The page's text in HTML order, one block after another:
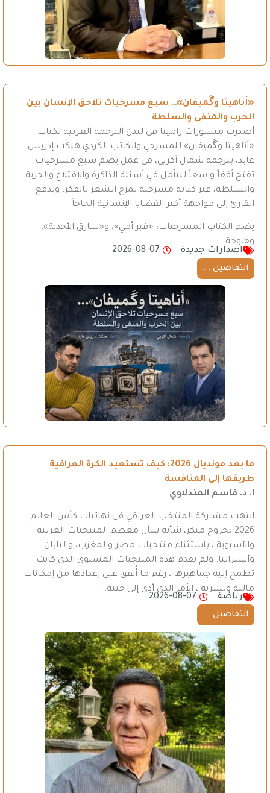
«أناهيتا وگَميفان»… سبع مسرحيات تلاحق الإنسان بين
الحرب والمنفى والسلطة
أصدرت منشورات رامينا في لندن الترجمة العربية لكتاب
«أناهيتا وگَميفان» للمسرحي والكاتب الكردي هلكت إدريس
عابد، بترجمة شمال آكريي، في عمل يضم سبع مسرحيات
تفتح أفقاً واسعاً للتأمل في أسئلة الذاكرة والاقتلاع والحرية
والسلطة، عبر كتابة مسرحية تمزج الشعر بالفكر، وتدفع
القارئ إلى مواجهة أكثر القضايا الإنسانية إلحاحاً.
يضم الكتاب المسرحيات: «قبر أمي»، و«سارق الأحذية»،
و«لوحة…
اصدارات جديدة
2026-08-07
التفاصيل ...
ما بعد مونديال 2026: كيف تستعيد الكرة العراقية
طريقها إلى المنافسة
ا. د. قاسم المندلاوي
انتهت مشاركة المنتخب العراقي في نهائيات كأس العالم
2026 بخروج مبكر، شأنه شأن معظم المنتخبات العربية
والآسيوية ، باستثناء منتخبات مصر والمغرب، واليابان
وأستراليا. ولم تقدم هذه المنتخبات المستوى الذي كانت
تطمح إليه جماهيرها ، رغم ما أُنفق على إعدادها من إمكانات
مالية وبشرية ، الأمر الذي أدى إلى خيبة…
رياضة
2026-08-07
التفاصيل ...